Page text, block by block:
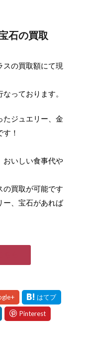
石の買取
スの買取額にて現
っております。
たジュエリー、金
！
おいしい食事代や
の買取が可能です
ー、宝石があれば